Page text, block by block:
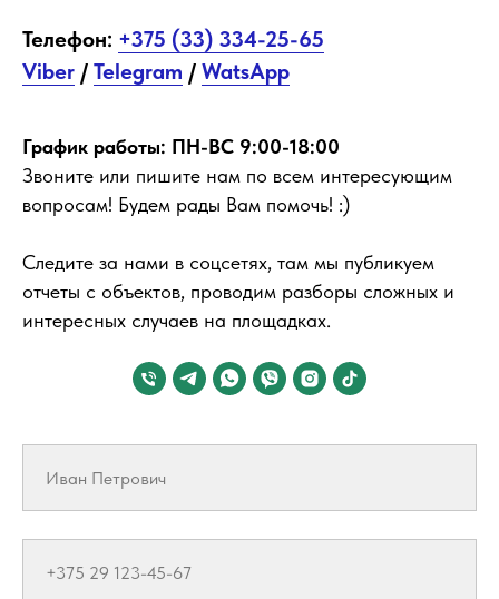
Телефон: +375 (33) 334-25-65
Viber / Telegram / WatsApp
График работы: ПН-ВС 9:00-18:00
Звоните или пишите нам по всем интересующим
вопросам! Будем рады Вам помочь! :)
Следите за нами в соцсетях, там мы публикуем
отчеты с объектов, проводим разборы сложных и
интересных случаев на площадках.